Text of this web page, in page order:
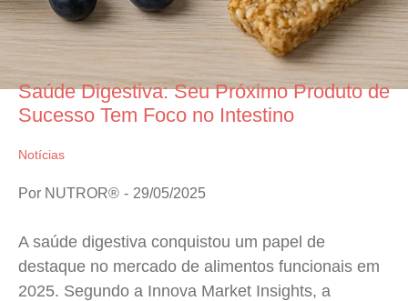
Saúde Digestiva: Seu Próximo Produto de
Sucesso Tem Foco no Intestino
Notícias
Por NUTROR® 29/05/2025
A saúde digestiva conquistou um papel de
destaque no mercado de alimentos funcionais em
2025. Segundo a Innova Market Insights, a